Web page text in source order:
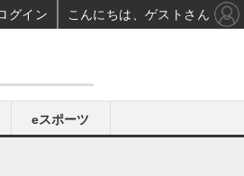
eスポーツ
グイン こんにちは、ゲストさん